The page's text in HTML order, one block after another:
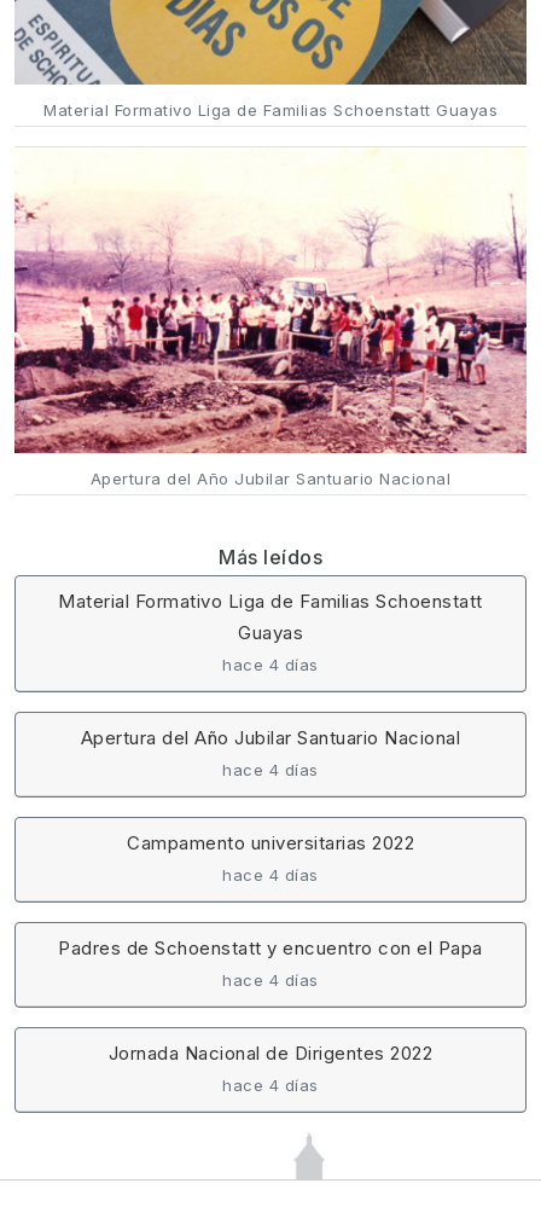
Material Formativo Liga de Familias Schoenstatt Guayas
Apertura del Año Jubilar Santuario Nacional
Más leídos
Material Formativo Liga de Familias Schoenstatt
Guayas
hace 4 días
Apertura del Año Jubilar Santuario Nacional
hace 4 días
Campamento universitarias 2022
hace 4 días
Padres de Schoenstatt y encuentro con el Papa
hace 4 días
Jornada Nacional de Dirigentes 2022
hace 4 días